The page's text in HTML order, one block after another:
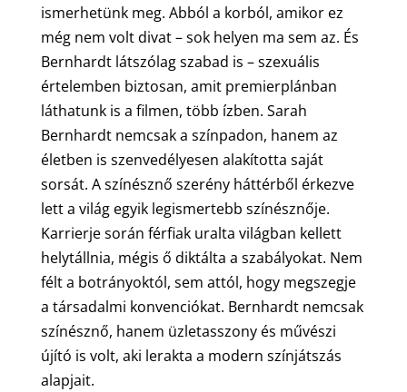
ismerhetünk meg. Abból a korból, amikor ez
még nem volt divat – sok helyen ma sem az. És
Bernhardt látszólag szabad is – szexuális
értelemben biztosan, amit premierplánban
láthatunk is a filmen, több ízben. Sarah
Bernhardt nemcsak a színpadon, hanem az
életben is szenvedélyesen alakította saját
sorsát. A színésznő szerény háttérből érkezve
lett a világ egyik legismertebb színésznője.
Karrierje során férfiak uralta világban kellett
helytállnia, mégis ő diktálta a szabályokat. Nem
félt a botrányoktól, sem attól, hogy megszegje
a társadalmi konvenciókat. Bernhardt nemcsak
színésznő, hanem üzletasszony és művészi
újító is volt, aki lerakta a modern színjátszás
alapjait.